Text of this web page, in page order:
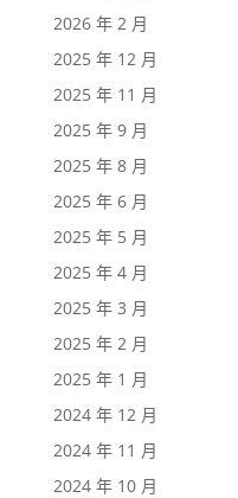
2026 年 2 月
2025 年 12 月
2025 年 11 月
2025 年 9 月
2025 年 8 月
2025 年 6 月
2025 年 5 月
2025 年 4 月
2025 年 3 月
2025 年 2 月
2025 年 1 月
2024 年 12 月
2024 年 11 月
2024 年 10 月